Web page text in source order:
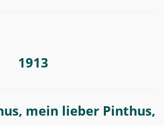
1913
mein lieber Pinthus,